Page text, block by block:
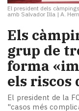
El president dels
amb Salvador Illa | A.
Els
grup de
forma
els riscos
El president de la
"casos més